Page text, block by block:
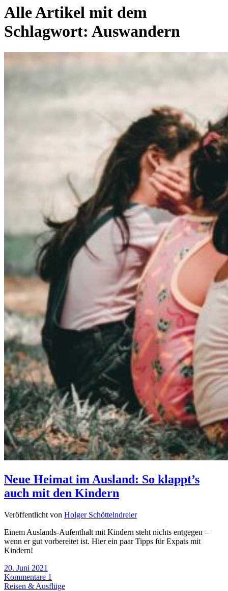
Alle Artikel mit dem
Schlagwort: Auswandern
Neue Heimat im Ausland: So klappt’s
auch mit den Kindern
Veröffentlicht von Holger Schöttelndreier
Einem Auslands-Aufenthalt mit Kindern steht nichts entgegen –
wenn er gut vorbereitet ist. Hier ein paar Tipps für Expats mit
Kindern!
20. Juni 2021
Kommentare 1
Reisen & Ausflüge